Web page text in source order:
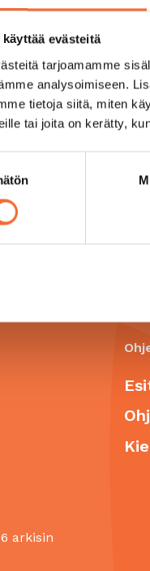
evästeitä
tarjoamamme
analysoimiseen.
tietoja siitä, miten
tai joita on kerätty,
←
15 €/hlö. Helsingin
Ryhmälippu
asiakasta.
määrä
kampanja/
henkilön avustaja/
arkisin